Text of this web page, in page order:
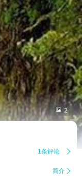
 2
1条评论 
简介 